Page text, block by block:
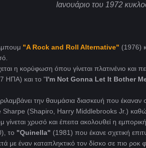
Ιανουάριο του 1972
"A Rock and Roll Alternative" (1976)
η κορύφωση όπου γίνεται πλατινένιο και
ΗΠΑ) και το "I'm Not Gonna Let It Bother
την θαυμάσια διασκευή που έκαναν
(Shapiro, Harry Middlebrooks Jr.)
χρυσό και έπειτα ακολουθεί η
το "Quinella" (1981) που έκανε σχετική
με έναν καταπληκτικό τον δίσκο σε πιο ροκ